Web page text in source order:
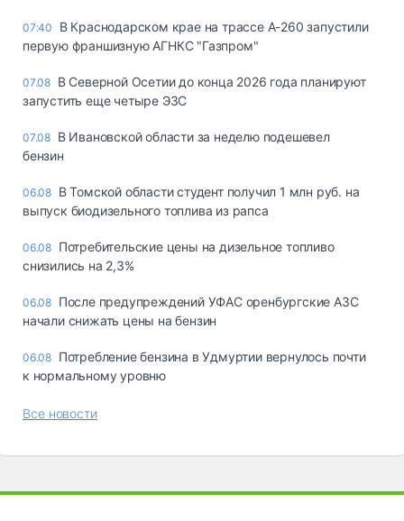
07:40
В Краснодарском крае на трассе А-260 запустили
первую франшизную АГНКС "Газпром"
07.08 В Северной Осетии до конца 2026 года планируют
запустить еще четыре ЭЗС
07.08 В Ивановской области за неделю подешевел
бензин
06.08 В Томской области студент получил 1 млн руб. на
выпуск биодизельного топлива из рапса
06.08 Потребительские цены на дизельное топливо
снизились на 2,3%
06.08 После предупреждений УФАС оренбургские АЗС
начали снижать цены на бензин
06.08 Потребление бензина в Удмуртии вернулось почти
к нормальному уровню
Все новости